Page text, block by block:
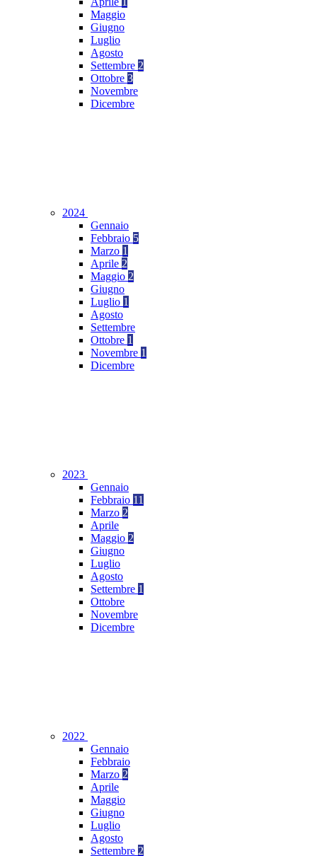
Maggio
Giugno
Luglio
Agosto
Settembre 2
Ottobre 3
Novembre
Dicembre
2024
Gennaio
Febbraio 5
Marzo 1
Aprile 2
Maggio 2
Giugno
Luglio 1
Agosto
Settembre
Ottobre 1
Novembre 1
Dicembre
2023
Gennaio
Febbraio 11
Marzo 2
Aprile
Maggio 2
Giugno
Luglio
Agosto
Settembre 1
Ottobre
Novembre
Dicembre
2022
Gennaio
Febbraio
Marzo 2
Aprile
Maggio
Giugno
Luglio
Agosto
Settembre 2